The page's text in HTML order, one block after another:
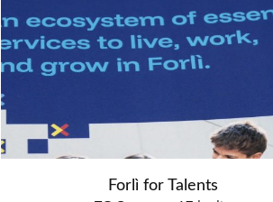
Forlì for Talents